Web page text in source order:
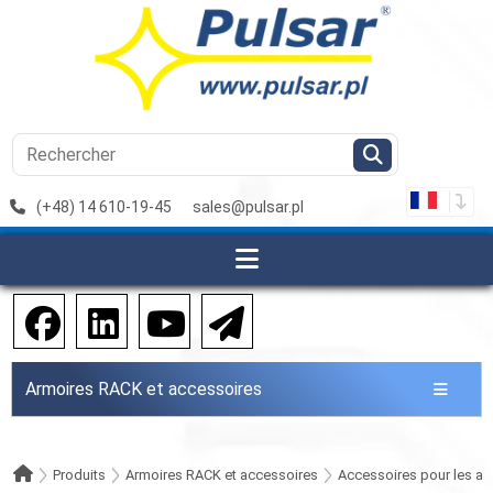
(+48) 14 610-19-45 sales@pulsar.pl
Armoires RACK et accessoires
Produits Armoires RACK et accessoires Accessoires pour les